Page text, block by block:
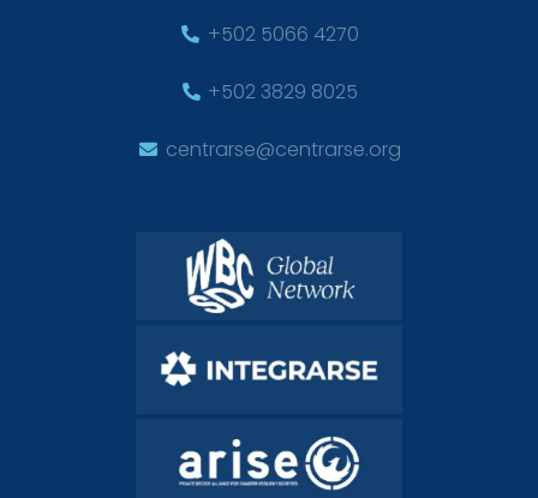
+502 5066 4270
+502 3829 8025
centrarse@centrarse.org